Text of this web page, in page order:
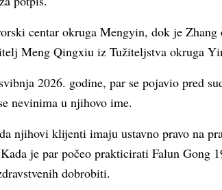
centar okruga Mengyin, dok je Zhang
Meng Qingxiu iz Tužiteljstva okruga
2026. godine, par se pojavio pred
nevinima u njihovo ime.
njihovi klijenti imaju ustavno pravo na
je par počeo prakticirati Falun Gong
dobrobiti.